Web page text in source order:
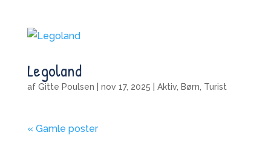
Legoland
af Gitte Poulsen nov 17, 2025 Aktiv, Børn Turist
« Gamle poster